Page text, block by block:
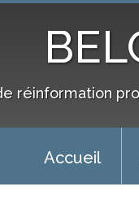
réinformation
Accueil